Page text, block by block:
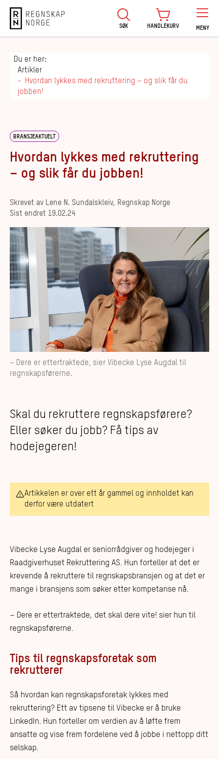
Regnskap Norge
SØK HANDLEKURV MENY
Du er her:
Artikler
Hvordan lykkes med rekruttering – og slik får du
jobben!
BRANSJEAKTUELT
Hvordan lykkes med rekruttering
– og slik får du jobben!
Skrevet av Lene N. Sundalskleiv, Regnskap Norge
Sist endret 19.02.24
– Dere er ettertraktede, sier Vibecke Lyse Augdal til
regnskapsførerne.
Skal du rekruttere regnskapsførere?
Eller søker du jobb? Få tips av
hodejegeren!
Artikkelen er over ett år gammel og innholdet kan
derfor være utdatert
Vibecke Lyse Augdal er seniorrådgiver og hodejeger i
Raadgiverhuset Rekruttering AS. Hun forteller at det er
krevende å rekruttere til regnskapsbransjen og at det er
mange i bransjens som søker etter kompetanse nå.
– Dere er ettertraktede, det skal dere vite! sier hun til
regnskapsførerne.
Tips til regnskapsforetak som
rekrutterer
Så hvordan kan regnskapsforetak lykkes med
rekruttering? Ett av tipsene til Vibecke er å bruke
LinkedIn. Hun forteller om verdien av å løfte frem
ansatte og vise frem fordelene ved å jobbe i nettopp ditt
selskap.